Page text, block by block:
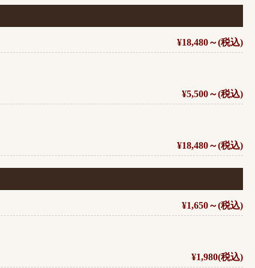
¥18,480～(税込)
¥5,500～(税込)
¥18,480～(税込)
¥1,650～(税込)
¥1,980(税込)